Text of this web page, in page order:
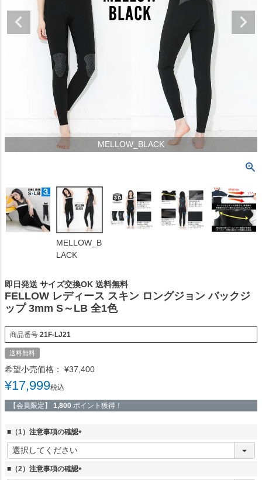
MELLOW_BLACK
MELLOW_B
LACK
即日発送 サイズ交換OK 送料無料
FELLOW レディース スキン ロングジョン バックジ
ップ 3mm S～LB 全1色
商品番号 21F-LJ21
送料無料
希望小売価格： ¥37,400
¥17,999税込
【会員限定】 1,800 ポイント獲得！
■（1）注意事項の確認
(
須
■（2）注意事項の確認